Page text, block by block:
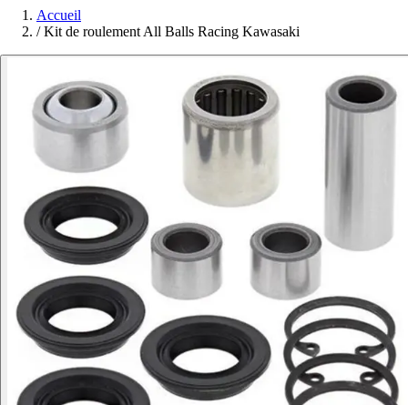
Accueil
/ Kit de roulement All Balls Racing Kawasaki